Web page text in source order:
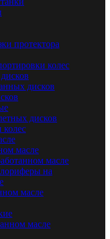
протектора
колес
дисков
дисков
колес
масле
масле
на
масле
масле